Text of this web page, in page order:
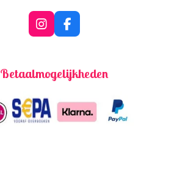
I
n
a
r
a
m
F
a
b
k
Betaalmogelijkheden